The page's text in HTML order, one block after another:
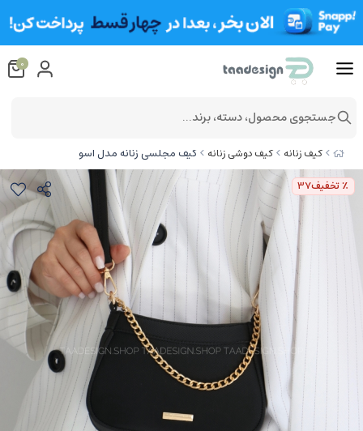
کیف زنانه کیف دوشی زنانه کیف مجلسی زنانه مدل آسو
٪ تخفیف37
0
جستجوی محصول، دسته، برند...